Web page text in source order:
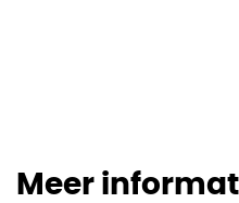
Meer